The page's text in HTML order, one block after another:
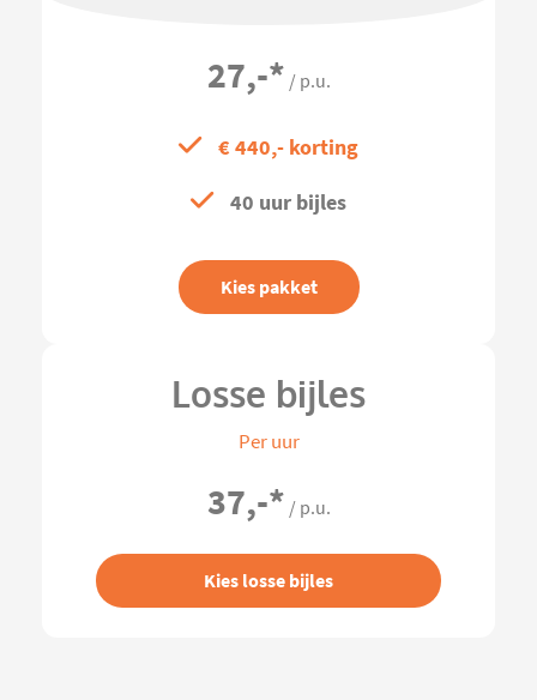
27,-* / p.u.
€ 440,- korting
40 uur bijles
Kies pakket
Losse bijles
Per uur
37,-* / p.u.
Kies losse bijles